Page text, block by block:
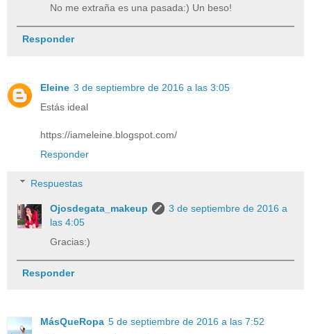
No me extraña es una pasada:) Un beso!
Responder
Eleine 3 de septiembre de 2016 a las 3:05
Estás ideal
https://iameleine.blogspot.com/
Responder
Respuestas
Ojosdegata_makeup
3 de septiembre de 2016 a
las 4:05
Gracias:)
Responder
MásQueRopa 5 de septiembre de 2016 a las 7:52